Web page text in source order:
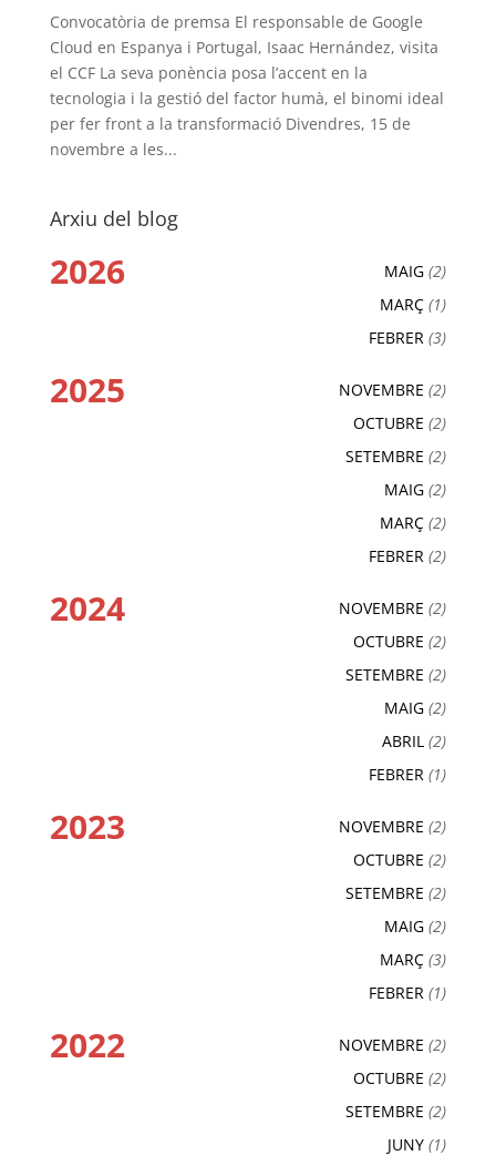
Convocatòria de premsa El responsable de Google
Cloud en Espanya i Portugal, Isaac Hernández, visita
el CCF La seva ponència posa l’accent en la
tecnologia i la gestió del factor humà, el binomi ideal
per fer front a la transformació Divendres, 15 de
novembre a les...
Arxiu del blog
2026 MAIG (2)
MARÇ (1)
FEBRER (3)
2025 NOVEMBRE (2)
OCTUBRE (2)
SETEMBRE (2)
MAIG (2)
MARÇ (2)
FEBRER (2)
2024 NOVEMBRE (2)
OCTUBRE (2)
SETEMBRE (2)
MAIG (2)
ABRIL (2)
FEBRER (1)
2023 NOVEMBRE (2)
OCTUBRE (2)
SETEMBRE (2)
MAIG (2)
MARÇ (3)
FEBRER (1)
2022 NOVEMBRE (2)
OCTUBRE (2)
SETEMBRE (2)
JUNY (1)